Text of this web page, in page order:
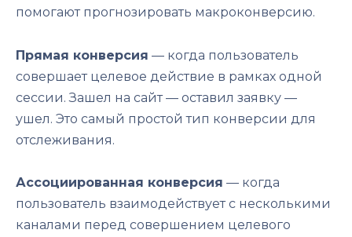
помогают прогнозировать макроконверсию.
Прямая конверсия — когда пользователь
совершает целевое действие в рамках одной
сессии. Зашел на сайт — оставил заявку —
ушел. Это самый простой тип конверсии для
отслеживания.
Ассоциированная конверсия — когда
пользователь взаимодействует с несколькими
каналами перед совершением целевого